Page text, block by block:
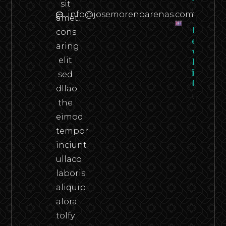
sit
amet,
cons
aring
elit
sed
dllao
the
eimod
tempor
inciunt
ullaco
laboris
aliquip
alora
tolfy
info@josemorenoarenas.comLeer
en
viva –
in the
flesh
Leer